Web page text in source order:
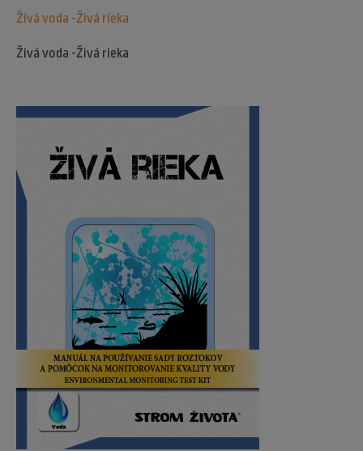
Živá voda -Živá rieka
Živá voda -Živá rieka